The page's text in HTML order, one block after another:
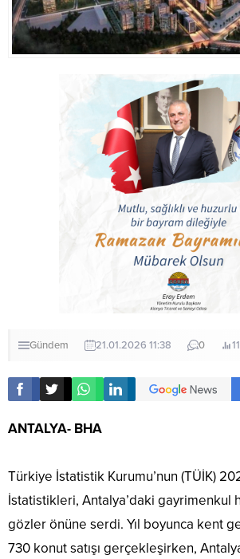
Gündem 21.01.2026 11:38 0 11
ANTALYA- BHA
Türkiye İstatistik Kurumu’nun (TÜİK)
İstatistikleri, Antalya’daki gayrimenkul
gözler önüne serdi. Yıl boyunca kent
730 konut satışı gerçekleşirken,